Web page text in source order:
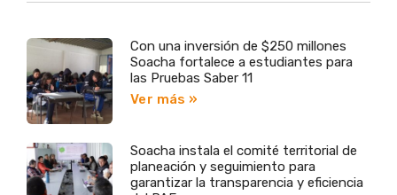
Con una inversión de $250 millones
Soacha fortalece a estudiantes para
las Pruebas Saber 11
Ver más »
Soacha instala el comité territorial de
planeación y seguimiento para
garantizar la transparencia y eficiencia